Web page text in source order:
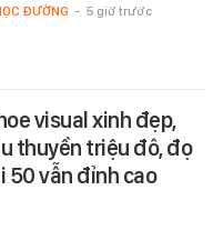
ĐƯỜNG - 5 giờ trước
visual xinh đẹp,
thuyền triệu đô, đọ
50 vẫn đỉnh cao